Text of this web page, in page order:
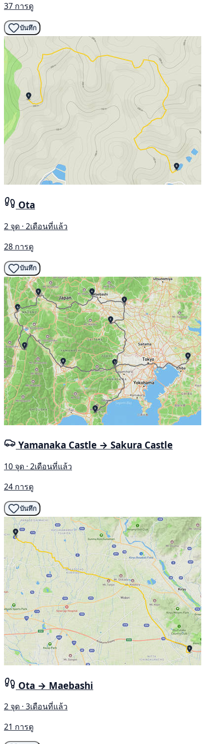
37 การดู
บันทึก
Ota
2 จุด · 2เดือนที่แล้ว
28 การดู
บันทึก
Yamanaka Castle → Sakura Castle
10 จุด · 2เดือนที่แล้ว
24 การดู
บันทึก
Ota → Maebashi
2 จุด · 3เดือนที่แล้ว
21 การดู